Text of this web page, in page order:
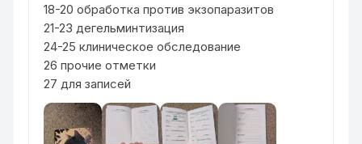
18-20 обработка против экзопаразитов
21-23 дегельминтизация
24-25 клиническое обследование
26 прочие отметки
27 для записей